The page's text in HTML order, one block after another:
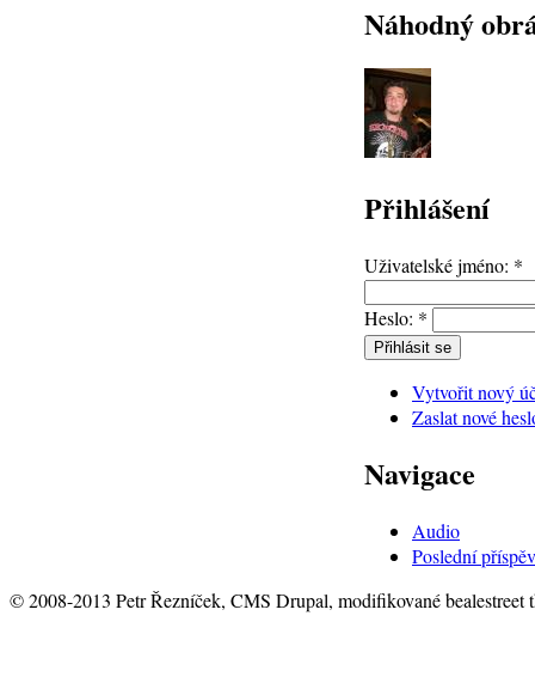
Náhodný
Přihlášení
Uživatelské jméno: *
Heslo: *
Vytvořit nový
Zaslat nové
Navigace
Audio
Poslední
© 2008-2013 Petr Řezníček, CMS Drupal, modifikované bealestreet